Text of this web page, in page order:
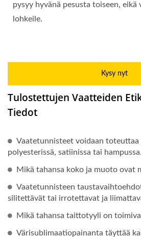
pysyy hyvänä pesusta toiseen,
lohkeile.
Kysy nyt
Tulostettujen Vaatteiden
Tiedot
Vaatetunnisteet voidaan toteuttaa
polyesterissä, satiinissa tai hampussa.
Mikä tahansa koko ja muoto ovat
Vaatetunnisteen
silitettävät tai irrotettavat ja
Mikä tahansa taittotyyli on toimiva
Värisublimaatiopainanta täyttää